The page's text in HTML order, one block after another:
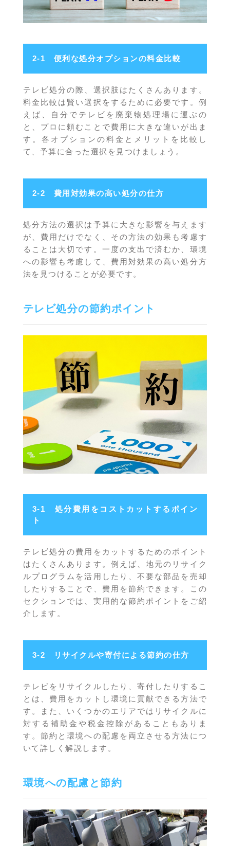
2-1 便利な処分オプションの料金比較
テレビ処分の際、選択肢はたくさんあります。
料金比較は賢い選択をするために必要です。例
えば、自分でテレビを廃棄物処理場に運ぶの
と、プロに頼むことで費用に大きな違いが出ま
す。各オプションの料金とメリットを比較し
て、予算に合った選択を見つけましょう。
2-2 費用対効果の高い処分の仕方
処分方法の選択は予算に大きな影響を与えます
が、費用だけでなく、その方法の効果も考慮す
ることは大切です。一度の支出で済むか、環境
への影響も考慮して、費用対効果の高い処分方
法を見つけることが必要です。
テレビ処分の節約ポイント
3-1 処分費用をコストカットするポイン
ト
テレビ処分の費用をカットするためのポイント
はたくさんあります。例えば、地元のリサイク
ルプログラムを活用したり、不要な部品を売却
したりすることで、費用を節約できます。この
セクションでは、実用的な節約ポイントをご紹
介します。
3-2 リサイクルや寄付による節約の仕方
テレビをリサイクルしたり、寄付したりするこ
とは、費用をカットし環境に貢献できる方法で
す。また、いくつかのエリアではリサイクルに
対する補助金や税金控除があることもありま
す。節約と環境への配慮を両立させる方法につ
いて詳しく解説します。
環境への配慮と節約